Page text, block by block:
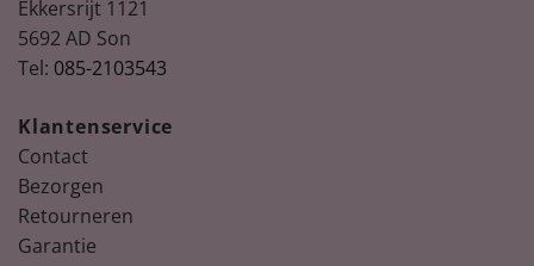
Ekkersrijt 1121
5692 AD Son
Tel: 085-2103543
Klantenservice
Contact
Bezorgen
Retourneren
Garantie